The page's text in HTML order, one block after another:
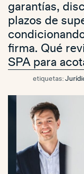
garantías,
plazos de
firma. Qué
SPA para
etiquetas: